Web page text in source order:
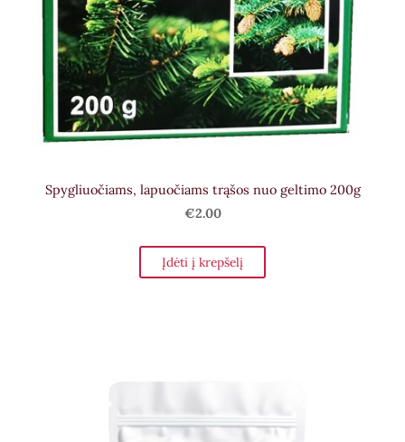
Spygliuočiams, lapuočiams trąšos nuo geltimo 200g
€2.00
Įdėti į krepšelį